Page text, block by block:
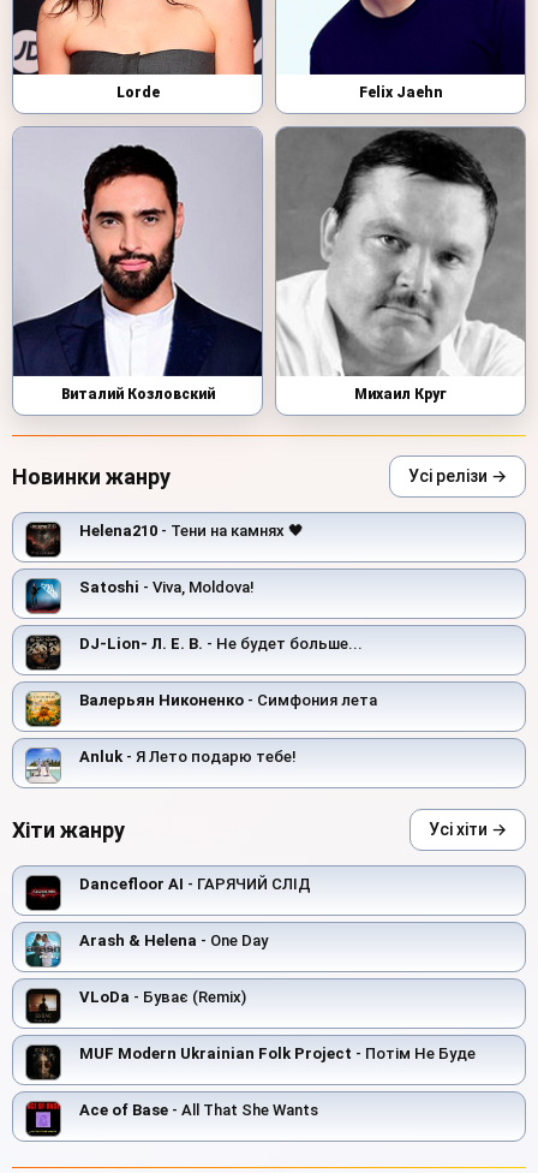
Lorde Felix Jaehn
Виталий Козловский Михаил Круг
Новинки жанру Усі релізи →
Helena210 - Тени на камнях 🖤
Satoshi - Viva, Moldova!
DJ-Lion- Л. Е. В. - Не будет больше...
Валерьян Никоненко - Симфония лета
Anluk - Я Лето подарю тебе!
Хіти жанру Усі хіти →
Dancefloor AI - ГАРЯЧИЙ СЛІД
Arash & Helena - One Day
VLoDa - Буває (Remix)
MUF Modern Ukrainian Folk Project - Потім Не Буде
Ace of Base - All That She Wants